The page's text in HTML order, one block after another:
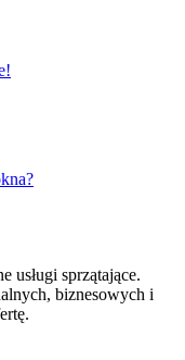
usługi sprzątające.
biznesowych i